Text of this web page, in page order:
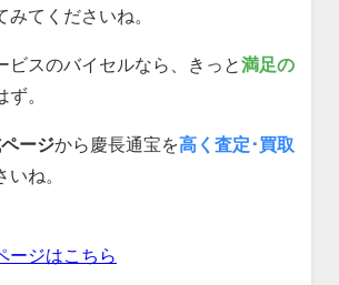
てくださいね。
ビスのバイセルなら、きっと満足の
ず。
ージから慶長通宝を高く査定･買取
ね。